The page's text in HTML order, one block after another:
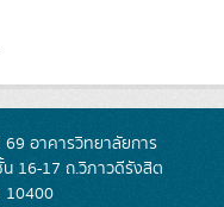
อาคารวิทยาลัยการ
16-17 ถ.วิภาวดีรังสิต
10400